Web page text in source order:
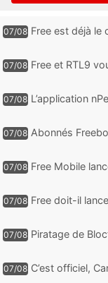
07/08 Free est déjà le
07/08 Free et RTL9
07/08 L’application
07/08 Abonnés
07/08 Free Mobile
cadeaux
07/08 Free doit-il
07/08 Piratage de
07/08 C’est officiel,